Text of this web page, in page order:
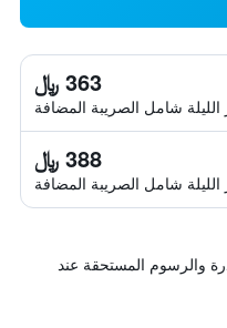
363 ﷼
شامل الصريبة المضافة
388 ﷼
شامل الصريبة المضافة
والرسوم المستحقة عند